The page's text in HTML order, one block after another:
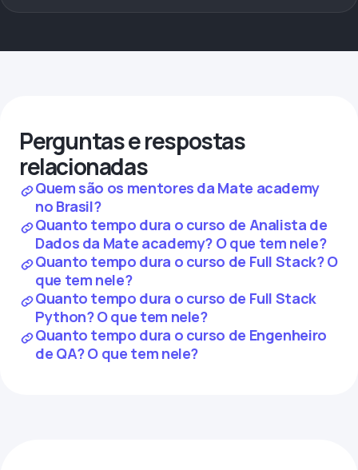
Perguntas e respostas
relacionadas
Quem são os mentores da Mate academy
no Brasil?
Quanto tempo dura o curso de Analista de
Dados da Mate academy? O que tem nele?
Quanto tempo dura o curso de Full Stack? O
que tem nele?
Quanto tempo dura o curso de Full Stack
Python? O que tem nele?
Quanto tempo dura o curso de Engenheiro
de QA? O que tem nele?